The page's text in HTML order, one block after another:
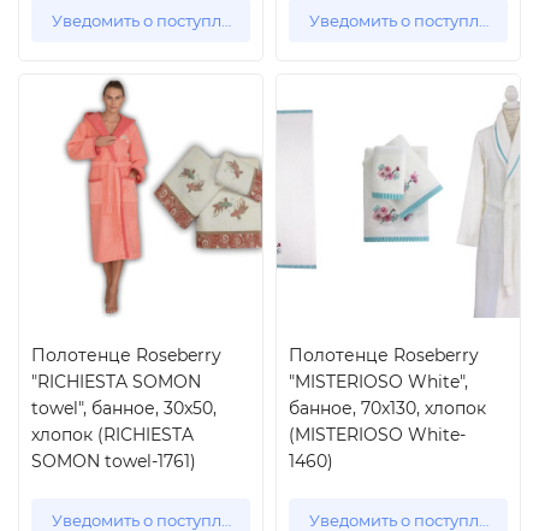
Уведомить о поступлении Уведомить о поступлении
Полотенце Roseberry
"RICHIESTA SOMON
towel", банное, 30x50,
хлопок (RICHIESTA
SOMON towel-1761)
Уведомить о поступлении
Полотенце Roseberry
"MISTERIOSO White",
банное, 70x130, хлопок
(MISTERIOSO White-
1460)
Уведомить о поступлении